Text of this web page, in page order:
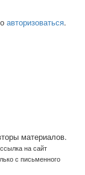
авторизоваться.
материалов.
на сайт
с письменного